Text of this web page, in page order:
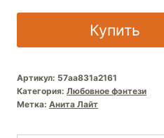
Купить
Артикул: 57aa831a2161
Категория: Любовное фэнтези
Метка: Анита Лайт